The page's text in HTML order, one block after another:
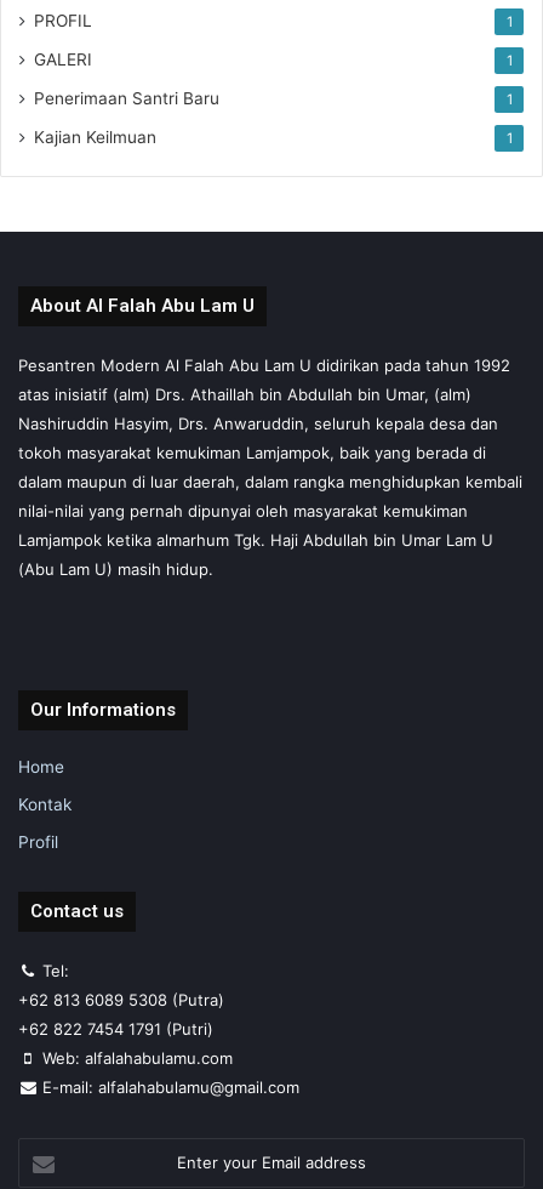
PROFIL 1
GALERI 1
Penerimaan Santri Baru 1
Kajian Keilmuan 1
About Al Falah Abu Lam U
Pesantren Modern Al Falah Abu Lam U didirikan pada tahun 1992
atas inisiatif (alm) Drs. Athaillah bin Abdullah bin Umar, (alm)
Nashiruddin Hasyim, Drs. Anwaruddin, seluruh kepala desa dan
tokoh masyarakat kemukiman Lamjampok, baik yang berada di
dalam maupun di luar daerah, dalam rangka menghidupkan kembali
nilai-nilai yang pernah dipunyai oleh masyarakat kemukiman
Lamjampok ketika almarhum Tgk. Haji Abdullah bin Umar Lam U
(Abu Lam U) masih hidup.
Our Informations
Home
Kontak
Profil
Contact us
Tel:
+62 813 6089 5308 (Putra)
+62 822 7454 1791 (Putri)
Web: alfalahabulamu.com
E-mail: alfalahabulamu@gmail.com
your